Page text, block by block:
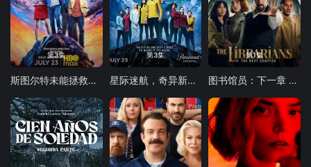
第3集
斯图尔特未能拯救宇宙
第3集
星际迷航，奇异新世界第四季
第1集
图书馆员：下一章 第二季